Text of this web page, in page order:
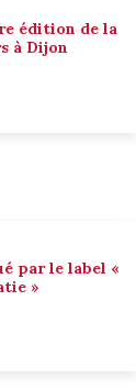
édition de la
à Dijon
par le label «
»